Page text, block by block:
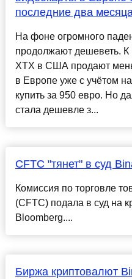
последние два
На фоне огромного
продолжают дешеветь.
XTX в США продают
в Европе уже с учётом
купить за 950 евро. Но
стала дешевле з...
CFTC "тянет" в суд
Комиссия по торговле
(CFTC) подала в суд на
Bloomberg....
Биржа криптовалют